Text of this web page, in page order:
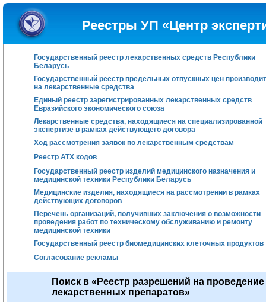
Реестры УП «Центр
Государственный реестр лекарственных средств Республики
Беларусь
Государственный реестр предельных отпускных цен
на лекарственные средства
Единый реестр зарегистрированных лекарственных средств
Евразийского экономического союза
Лекарственные средства, находящиеся на специализированной
экспертизе в рамках действующего договора
Ход рассмотрения заявок по лекарственным средствам
Реестр АТХ кодов
Государственный реестр изделий медицинского назначения и
медицинской техники Республики Беларусь
Медицинские изделия, находящиеся на рассмотрении в рамках
действующих договоров
Перечень организаций, получивших заключения о возможности
проведения работ по техническому обслуживанию и ремонту
медицинской техники
Государственный реестр биомедицинских клеточных продуктов
Согласование рекламы
Поиск в «Реестр разрешений на
лекарственных препаратов»